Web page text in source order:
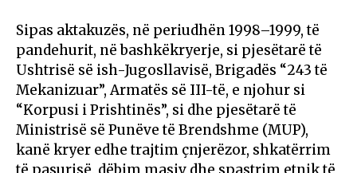
Sipas aktakuzës, në periudhën 1998–1999, të
pandehurit, në bashkëkryerje, si pjesëtarë të
Ushtrisë së ish-Jugosllavisë, Brigadës “243 të
Mekanizuar”, Armatës së III-të, e njohur si
“Korpusi i Prishtinës”, si dhe pjesëtarë të
Ministrisë së Punëve të Brendshme (MUP),
kanë kryer edhe trajtim çnjerëzor, shkatërrim